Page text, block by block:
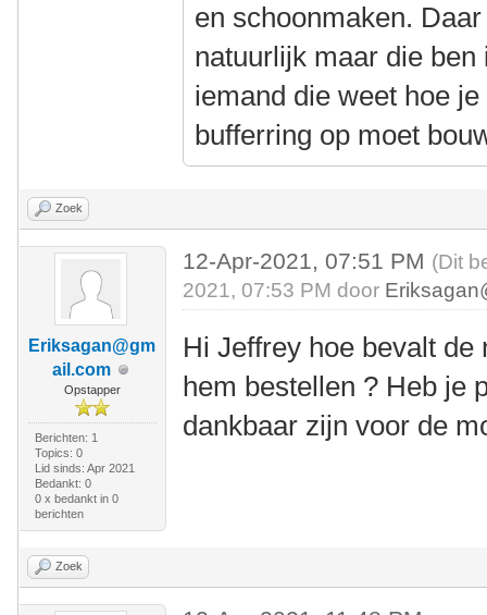
en schoonmaken.
natuurlijk maar die
iemand die weet hoe
bufferring op moet
Zoek
Eriksagan@gm
ail.com
Opstapper
Berichten: 1
Topics: 0
Lid sinds: Apr 2021
Bedankt: 0
0 x bedankt in 0
berichten
12-Apr-2021, 07:51 PM (Dit
2021, 07:53 PM door
Hi Jeffrey hoe bevalt
hem bestellen ? Heb je
dankbaar zijn voor de
Zoek